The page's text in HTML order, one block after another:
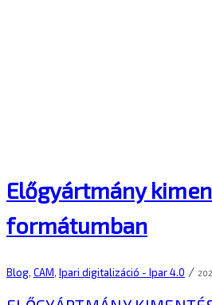
Előgyártmány
formátumban
Blog, CAM, Ipari digitalizáció - Ipar 4.0 /